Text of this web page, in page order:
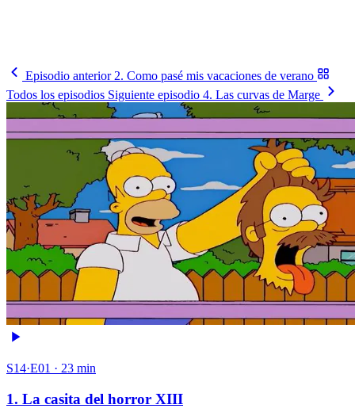
Episodio anterior 2. Como pasé mis vacaciones de verano
Todos los episodios Siguiente episodio 4. Las curvas de Marge
S14·E01 · 23 min
1. La casita del horror XIII